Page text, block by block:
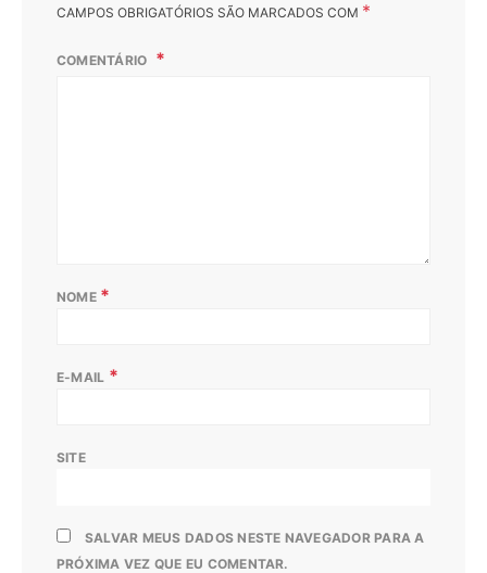
CAMPOS OBRIGATÓRIOS SÃO MARCADOS COM *
COMENTÁRIO
NOME *
E-MAIL *
SITE
SALVAR MEUS DADOS NESTE NAVEGADOR PARA A
PRÓXIMA VEZ QUE EU COMENTAR.